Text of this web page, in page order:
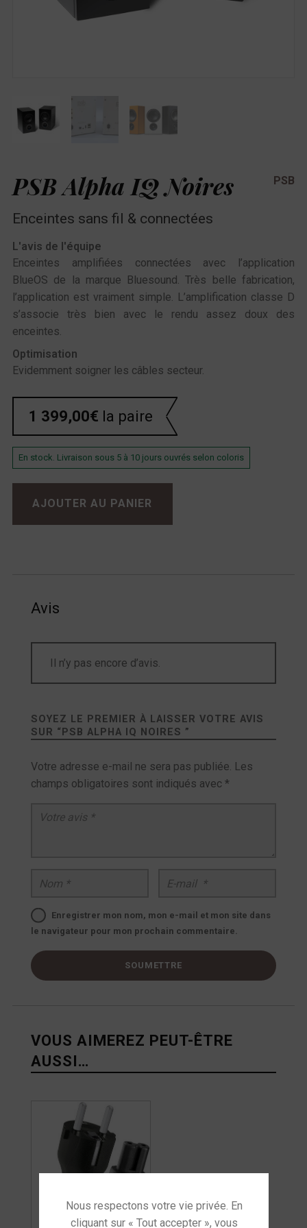
PSB Alpha IQ Noires
Enceintes sans fil & connectées
PSB
L'avis de l'équipe
Enceintes amplifiées connectées avec l’application
BlueOS de la marque Bluesound. Très belle fabrication,
l’application est vraiment simple. L’amplification classe D
s’associe très bien avec le rendu assez doux des
enceintes.
Optimisation
Evidemment soigner les câbles secteur.
1 399,00€ la paire
En stock. Livraison sous 5 à 10 jours ouvrés selon coloris
quantité de PSB Alpha IQ Noires
AJOUTER AU PANIER
Avis
Il n’y pas encore d’avis.
SOYEZ LE PREMIER À LAISSER VOTRE AVIS
SUR “ PSB ALPHA IQ NOIRES ”
Votre adresse e-mail ne sera pas publiée. Les
champs obligatoires sont indiqués avec *
Enregistrer mon nom, mon e-mail et mon site dans
le navigateur pour mon prochain commentaire.
VOUS AIMEREZ PEUT-ÊTRE
AUSSI…